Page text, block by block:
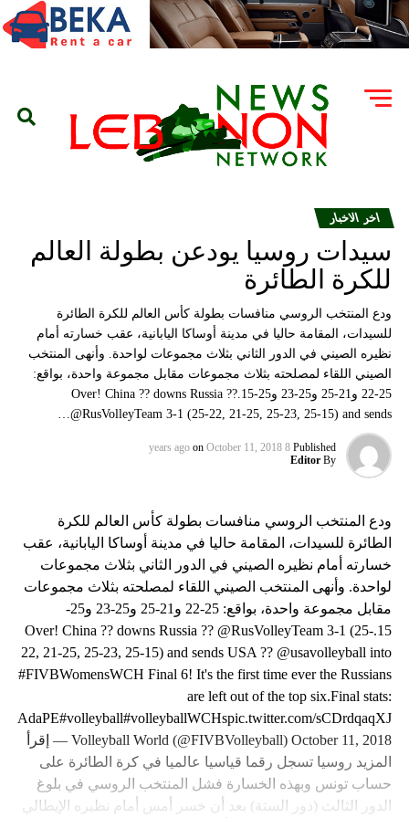
اخر الاخبار
سيدات روسيا يودعن بطولة العالم
للكرة الطائرة
ودع المنتخب الروسي منافسات بطولة كأس العالم للكرة الطائرة
للسيدات، المقامة حاليا في مدينة أوساكا اليابانية، عقب خسارته أمام
نظيره الصيني في الدور الثاني بثلاث مجموعات لواحدة. وأنهى المنتخب
الصيني اللقاء لمصلحته بثلاث مجموعات مقابل مجموعة واحدة، بواقع:
25-22 و21-25 و25-23 و25-15.Over! China ?? downs Russia ??
@RusVolleyTeam 3-1 (25-22, 21-25, 25-23, 25-15) and sends…
Published
8 years ago
on October 11, 2018
By
Editor
ودع المنتخب الروسي منافسات بطولة كأس العالم للكرة
الطائرة للسيدات، المقامة حاليا في مدينة أوساكا اليابانية، عقب
خسارته أمام نظيره الصيني في الدور الثاني بثلاث مجموعات
لواحدة. وأنهى المنتخب الصيني اللقاء لمصلحته بثلاث مجموعات
مقابل مجموعة واحدة، بواقع: 25-22 و21-25 و25-23 و25-
15.Over! China ?? downs Russia ?? @RusVolleyTeam 3-1 (25-
22, 21-25, 25-23, 25-15) and sends USA ?? @usavolleyball into
#FIVBWomensWCH Final 6! It's the first time ever the Russians
are left out of the top six.Final stats:
sCDrdqaqXJ
— Volleyball World (@FIVBVolleyball) October 11, 2018 إقرأ
المزيد روسيا تسجل رقما قياسيا عالميا في كرة الطائرة على
حساب تونس وبهذه الخسارة فشل المنتخب الروسي في بلوغ
الدور الثالث (دور الستة) بعد أن خسر أمس أمام نظيره الإيطالي